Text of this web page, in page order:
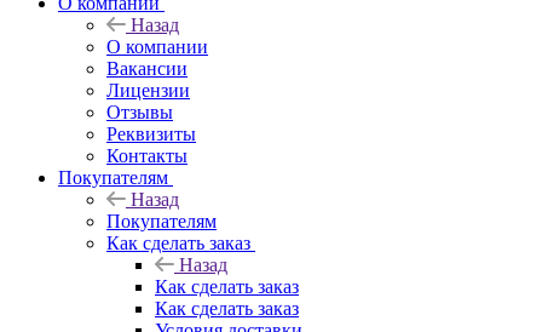
Назад
О компании
Вакансии
Лицензии
Отзывы
Реквизиты
Контакты
Покупателям
Назад
Покупателям
Как сделать заказ
Назад
Как сделать заказ
Как сделать заказ